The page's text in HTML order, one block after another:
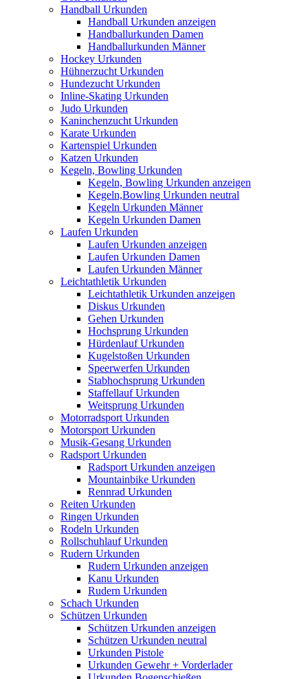
Handball Urkunden
Handball Urkunden anzeigen
Handballurkunden Damen
Handballurkunden Männer
Hockey Urkunden
Hühnerzucht Urkunden
Hundezucht Urkunden
Inline-Skating Urkunden
Judo Urkunden
Kaninchenzucht Urkunden
Karate Urkunden
Kartenspiel Urkunden
Katzen Urkunden
Kegeln, Bowling Urkunden
Kegeln, Bowling Urkunden anzeigen
Kegeln,Bowling Urkunden neutral
Kegeln Urkunden Männer
Kegeln Urkunden Damen
Laufen Urkunden
Laufen Urkunden anzeigen
Laufen Urkunden Damen
Laufen Urkunden Männer
Leichtathletik Urkunden
Leichtathletik Urkunden anzeigen
Diskus Urkunden
Gehen Urkunden
Hochsprung Urkunden
Hürdenlauf Urkunden
Kugelstoßen Urkunden
Speerwerfen Urkunden
Stabhochsprung Urkunden
Staffellauf Urkunden
Weitsprung Urkunden
Motorradsport Urkunden
Motorsport Urkunden
Musik-Gesang Urkunden
Radsport Urkunden
Radsport Urkunden anzeigen
Mountainbike Urkunden
Rennrad Urkunden
Reiten Urkunden
Ringen Urkunden
Rodeln Urkunden
Rollschuhlauf Urkunden
Rudern Urkunden
Rudern Urkunden anzeigen
Kanu Urkunden
Rudern Urkunden
Schach Urkunden
Schützen Urkunden
Schützen Urkunden anzeigen
Schützen Urkunden neutral
Urkunden Pistole
Urkunden Gewehr + Vorderlader